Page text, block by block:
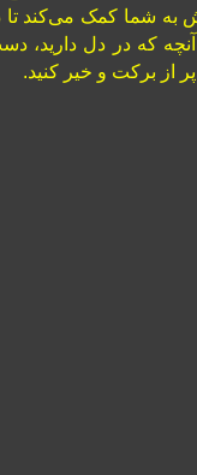
به شما کمک می‌کند تا
که در دل دارید،
از برکت و خیر کنید.